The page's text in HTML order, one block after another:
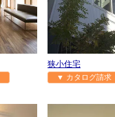
狭小住宅
▼ カタログ請